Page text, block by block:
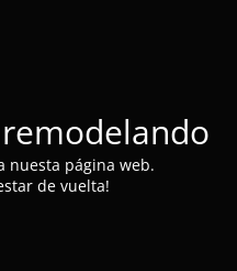
nuesta página web.
de vuelta!